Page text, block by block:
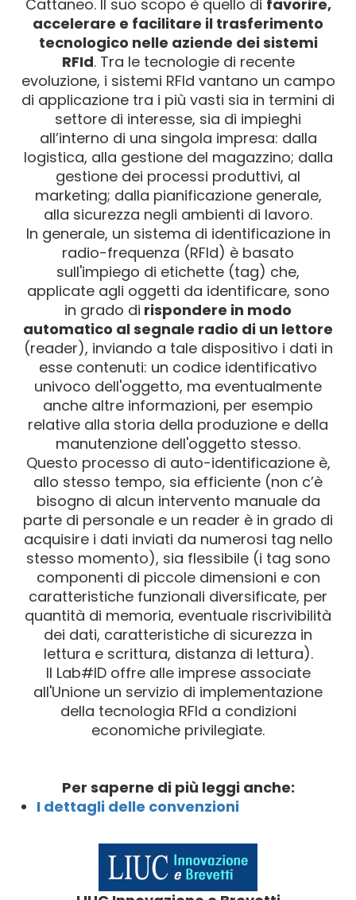
Cattaneo. Il suo scopo è quello di favorire,
accelerare e facilitare il trasferimento
tecnologico nelle aziende dei sistemi
RFId. Tra le tecnologie di recente
evoluzione, i sistemi RFId vantano un campo
di applicazione tra i più vasti sia in termini di
settore di interesse, sia di impieghi
all’interno di una singola impresa: dalla
logistica, alla gestione del magazzino; dalla
gestione dei processi produttivi, al
marketing; dalla pianificazione generale,
alla sicurezza negli ambienti di lavoro.
In generale, un sistema di identificazione in
radio-frequenza (RFId) è basato
sull'impiego di etichette (tag) che,
applicate agli oggetti da identificare, sono
in grado di rispondere in modo
automatico al segnale radio di un lettore
(reader), inviando a tale dispositivo i dati in
esse contenuti: un codice identificativo
univoco dell'oggetto, ma eventualmente
anche altre informazioni, per esempio
relative alla storia della produzione e della
manutenzione dell'oggetto stesso.
Questo processo di auto-identificazione è,
allo stesso tempo, sia efficiente (non c’è
bisogno di alcun intervento manuale da
parte di personale e un reader è in grado di
acquisire i dati inviati da numerosi tag nello
stesso momento), sia flessibile (i tag sono
componenti di piccole dimensioni e con
caratteristiche funzionali diversificate, per
quantità di memoria, eventuale riscrivibilità
dei dati, caratteristiche di sicurezza in
lettura e scrittura, distanza di lettura).
Il Lab#ID offre alle imprese associate
all'Unione un servizio di implementazione
della tecnologia RFId a condizioni
economiche privilegiate.
Per saperne di più leggi anche:
I dettagli delle convenzioni